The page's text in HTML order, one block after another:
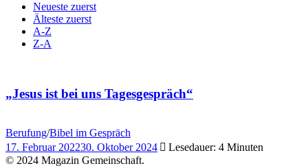
Neueste zuerst
Älteste zuerst
A-Z
Z-A
„Jesus ist bei uns Tagesgespräch“
Berufung/Bibel im Gespräch
17. Februar 202230. Oktober 2024
Lesedauer: 4 Minuten
© 2024 Magazin Gemeinschaft.